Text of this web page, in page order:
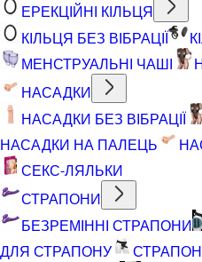
ЕРЕКЦІЙНІ КІЛЬЦЯ
КІЛЬЦЯ БЕЗ ВІБРАЦІЇ
МЕНСТРУАЛЬНІ ЧАШІ
НАСАДКИ
НАСАДКИ БЕЗ ВІБРАЦІЇ
НАСАДКИ НА ПАЛЕЦЬ
СЕКС-ЛЯЛЬКИ
СТРАПОНИ
БЕЗРЕМІННІ СТРАПОНИ
ДЛЯ СТРАПОНУ